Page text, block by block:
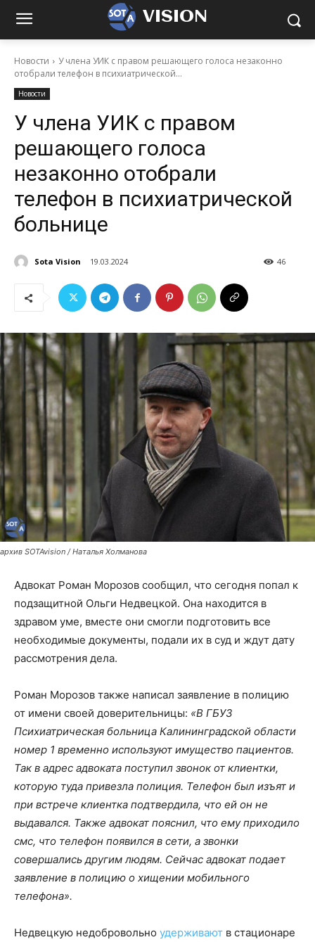
VISION
Новости
У члена УИК с правом решающего голоса незаконно
отобрали телефон в психиатрической...
Новости
У члена УИК с правом
решающего голоса
незаконно отобрали
телефон в психиатрической
больнице
Sota Vision 19.03.2024 46
архив SOTAvision / Наталья Холманова
Адвокат Роман Морозов сообщил, что сегодня попал к
подзащитной Ольги Недвецкой. Она находится в
здравом уме, вместе они смогли подготовить все
необходимые документы, подали их в суд и ждут дату
рассмотрения дела.
Роман Морозов также написал заявление в полицию
от имени своей доверительницы: «В ГБУЗ
Психиатрическая больница Калининградской области
номер 1 временно используют имущество пациентов.
Так в адрес адвоката поступил звонок от клиентки,
которую туда привезла полиция. Телефон был изъят и
при встрече клиентка подтвердила, что ей он не
выдавался. Также адвокат пояснил, что ему приходило
смс, что телефон появился в сети, а звонки
совершались другим людям. Сейчас адвокат подает
заявление в полицию о хищении мобильного
телефона».
Недвецкую недобровольно удерживают в стационаре